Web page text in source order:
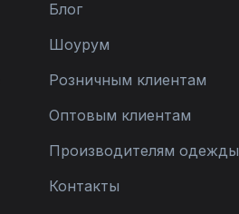
Блог
Шоурум
Розничным клиентам
Оптовым клиентам
Производителям одежды
Контакты